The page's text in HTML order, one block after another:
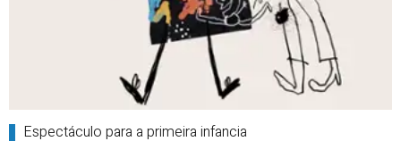
Espectáculo para a primeira infancia